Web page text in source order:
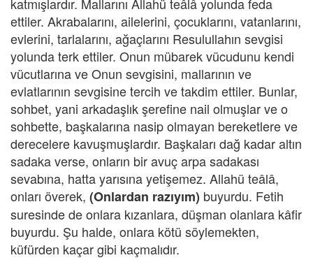
ettiler. Akrabalarını, ailelerini, çocuklarını, vatanlarını,
evlerini, tarlalarını, ağaçlarını Resulullahın sevgisi
yolunda terk ettiler. Onun mübarek vücudunu kendi
vücutlarına ve Onun sevgisini, mallarının ve
evlatlarının sevgisine tercih ve takdim ettiler. Bunlar,
sohbet, yani arkadaşlık şerefine nail olmuşlar ve o
sohbette, başkalarına nasip olmayan bereketlere ve
derecelere kavuşmuşlardır. Başkaları dağ kadar altın
sadaka verse, onların bir avuç arpa sadakası
sevabına, hatta yarısına yetişemez. Allahü teâlâ,
onları överek, (Onlardan razıyım) buyurdu. Fetih
suresinde de onlara kızanlara, düşman olanlara kâfir
buyurdu. Şu halde, onlara kötü söylemekten,
küfürden kaçar gibi kaçmalıdır.